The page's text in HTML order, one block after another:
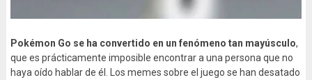
Pokémon Go se ha convertido en un fenómeno tan mayúsculo,
que es prácticamente imposible encontrar a una persona que no
haya oído hablar de él. Los memes sobre el juego se han desatado